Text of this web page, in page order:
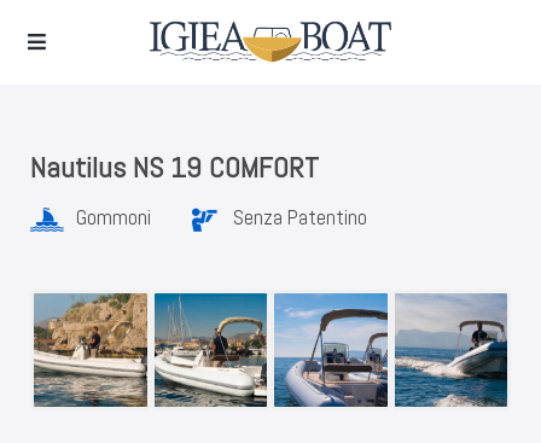
Nautilus NS 19 COMFORT
Gommoni Senza Patentino